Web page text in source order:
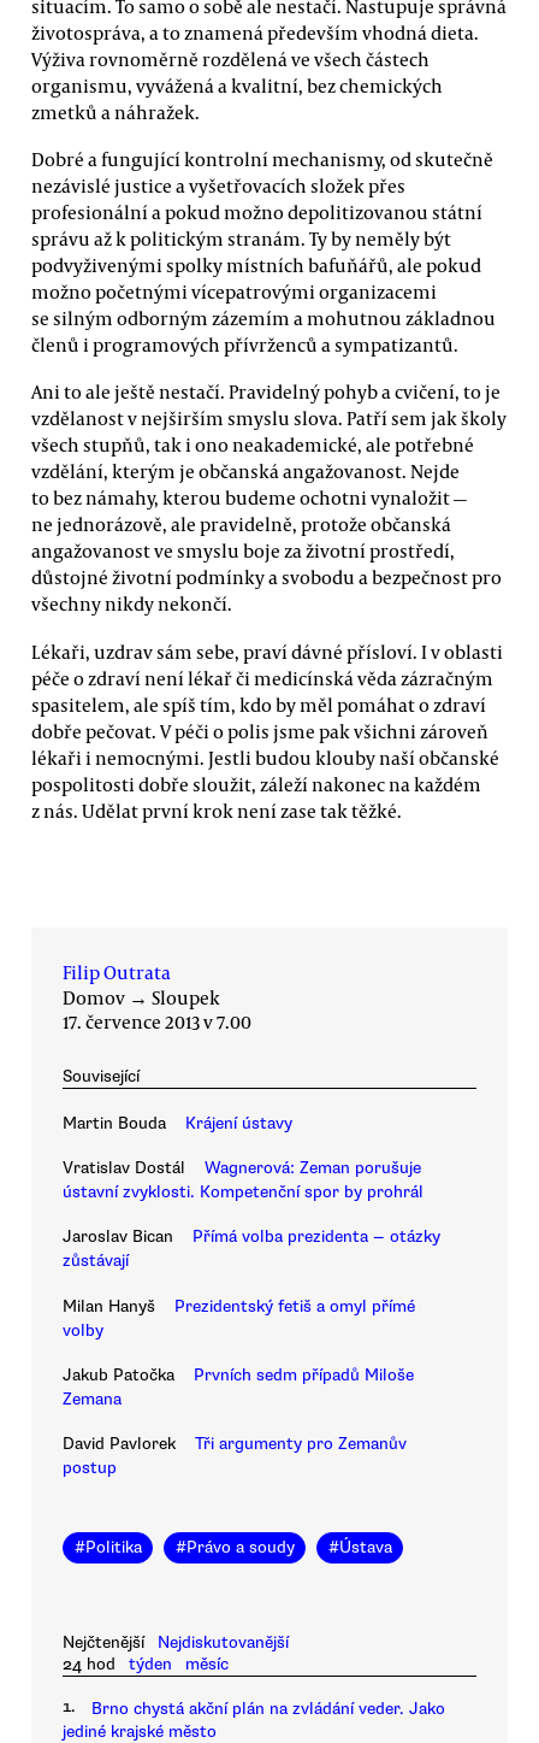
situacím. To samo o sobě ale nestačí. Nastupuje správná
životospráva, a to znamená především vhodná dieta.
Výživa rovnoměrně rozdělená ve všech částech
organismu, vyvážená a kvalitní, bez chemických
zmetků a náhražek.
Dobré a fungující kontrolní mechanismy, od skutečně
nezávislé justice a vyšetřovacích složek přes
profesionální a pokud možno depolitizovanou státní
správu až k politickým stranám. Ty by neměly být
podvyživenými spolky místních bafuňářů, ale pokud
možno početnými vícepatrovými organizacemi
se silným odborným zázemím a mohutnou základnou
členů i programových přívrženců a sympatizantů.
Ani to ale ještě nestačí. Pravidelný pohyb a cvičení, to je
vzdělanost v nejširším smyslu slova. Patří sem jak školy
všech stupňů, tak i ono neakademické, ale potřebné
vzdělání, kterým je občanská angažovanost. Nejde
to bez námahy, kterou budeme ochotni vynaložit —
ne jednorázově, ale pravidelně, protože občanská
angažovanost ve smyslu boje za životní prostředí,
důstojné životní podmínky a svobodu a bezpečnost pro
všechny nikdy nekončí.
Lékaři, uzdrav sám sebe, praví dávné přísloví. I v oblasti
péče o zdraví není lékař či medicínská věda zázračným
spasitelem, ale spíš tím, kdo by měl pomáhat o zdraví
dobře pečovat. V péči o polis jsme pak všichni zároveň
lékaři i nemocnými. Jestli budou klouby naší občanské
pospolitosti dobře sloužit, záleží nakonec na každém
z nás. Udělat první krok není zase tak těžké.
Filip Outrata
Domov → Sloupek
17. července 2013 v 7.00
Související
Martin Bouda Krájení ústavy
Vratislav Dostál
Wagnerová: Zeman porušuje
ústavní zvyklosti. Kompetenční spor by prohrál
Jaroslav Bican
Přímá volba prezidenta — otázky
zůstávají
Milan Hanyš
Prezidentský fetiš a omyl přímé
volby
Jakub Patočka
Prvních sedm případů Miloše
Zemana
David Pavlorek
Tři argumenty pro Zemanův
postup
#Politika #Právo a soudy #Ústava
Nejčtenější
Nejdiskutovanější
24 hod
týden měsíc
1.
Brno chystá akční plán na zvládání veder. Jako
jediné krajské město